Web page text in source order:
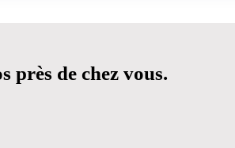
près de chez vous.